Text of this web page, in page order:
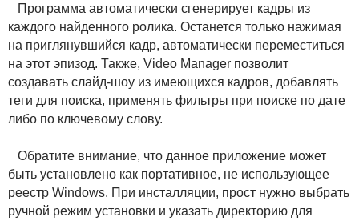
Программа автоматически сгенерирует кадры из
каждого найденного ролика. Останется только нажимая
на приглянувшийся кадр, автоматически переместиться
на этот эпизод. Также, Video Manager позволит
создавать слайд-шоу из имеющихся кадров, добавлять
теги для поиска, применять фильтры при поиске по дате
либо по ключевому слову.
Обратите внимание, что данное приложение может
быть установлено как портативное, не использующее
реестр Windows. При инсталляции, прост нужно выбрать
ручной режим установки и указать директорию для